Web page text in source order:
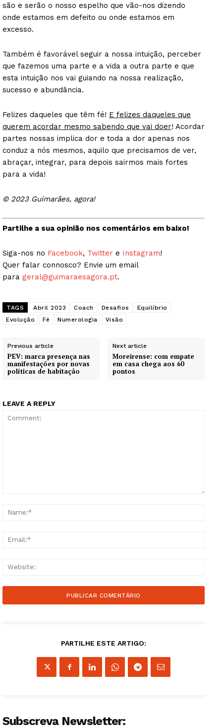
Guimarães, agora!
são e serão o nosso espelho que vão-nos dizendo
onde estamos em defeito ou onde estamos em
excesso.
Também é favorável seguir a nossa intuição, perceber
que fazemos uma parte e a vida a outra parte e que
esta intuição nos vai guiando na nossa realização,
sucesso e abundância.
Felizes daqueles que têm fé! E felizes daqueles que
querem acordar mesmo sabendo que vai doer! Acordar
partes nossas implica dor e toda a dor apenas nos
conduz a nós mesmos, aquilo que precisamos de ver,
abraçar, integrar, para depois sairmos mais fortes
para a vida!
© 2023 Guimarães, agora!
Partilhe a sua opinião nos comentários em baixo!
Siga-nos no Facebook, Twitter e Instagram!
Quer falar connosco? Envie um email
para geral@guimaraesagora.pt.
TAGS Abril 2023 Coach Desafios
Equilíbrio
Evolução
Fé Numerologia Visão
Previous article
PEV: marca presença nas
manifestações por novas
políticas de habitação
Next article
Moreirense: com empate
em casa chega aos 60
pontos
LEAVE A REPLY
PARTILHE ESTE ARTIGO:
Subscreva Newsletter: